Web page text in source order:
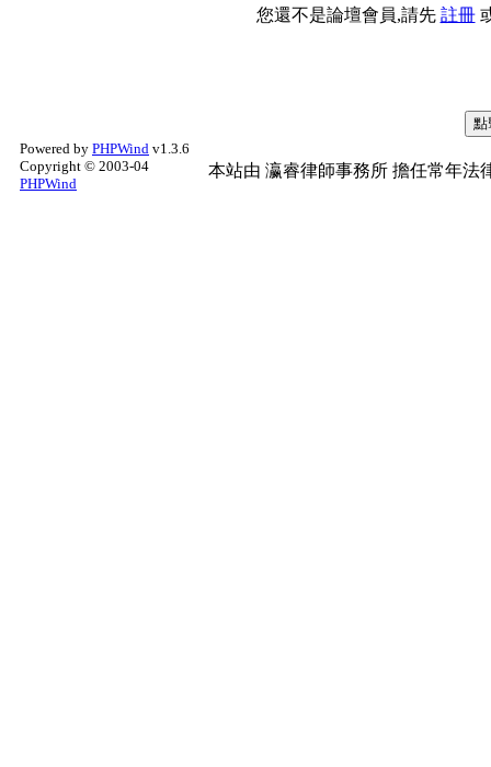
您還不是論壇會員,請先 註冊
Powered by PHPWind v1.3.6
Copyright © 2003-04
PHPWind
本站由 瀛睿律師事務所 擔任常年法